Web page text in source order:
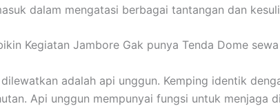
dalam mengatasi berbagai tantangan dan
Kegiatan Jambore Gak punya Tenda Dome
adalah api unggun. Kemping identik
Api unggun mempunyai fungsi untuk menjaga